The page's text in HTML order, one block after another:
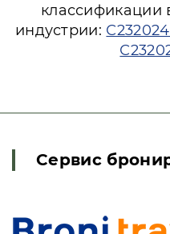
классификации
индустрии:
Сервис